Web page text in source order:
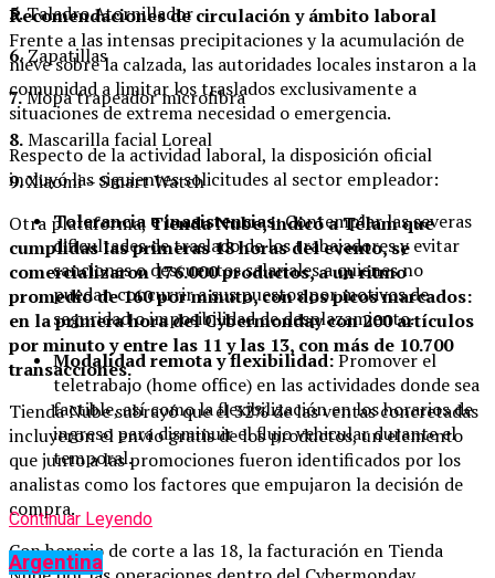
5.Taladro Atornillador
6.Zapatillas
7.Mopa trapeador microfibra
8.Mascarilla facial Loreal
9.Xiaomi – Smart Watch
Otra plataforma, Tienda Nube, indicó a Télam que
cumplidas las primeras 18 horas del evento, se
comercializaron 176.000 productos, a un ritmo
promedio de 160 por minuto, con dos picos marcados:
en la primera hora del Cybermonday con 200 artículos
por minuto y entre las 11 y las 13, con más de 10.700
transacciones.
Tienda Nube subrayó que el 32% de las ventas concretadas
incluyeron el envío gratis de los productos, un elemento
que junto a las promociones fueron identificados por los
analistas como los factores que empujaron la decisión de
compra.
Con horario de corte a las 18, la facturación en Tienda
Recomendaciones de circulación y ámbito laboral
Frente a las intensas precipitaciones y la acumulación de
nieve sobre la calzada, las autoridades locales instaron a la
comunidad a limitar los traslados exclusivamente a
situaciones de extrema necesidad o emergencia.
Respecto de la actividad laboral, la disposición oficial
incluyó las siguientes solicitudes al sector empleador:
Tolerancia e inasistencias:Contemplar las severas
dificultades de traslado de los trabajadores y evitar
sanciones o descuentos salariales a quienes no
puedan concurrir a sus puestos por motivos de
seguridad o imposibilidad de desplazamiento.
Modalidad remota y flexibilidad:Promover el
teletrabajo (home office) en las actividades donde sea
factible, así como la flexibilización en los horarios de
ingreso para disminuir el flujo vehicular durante el
temporal.
Continuar Leyendo
Argentina